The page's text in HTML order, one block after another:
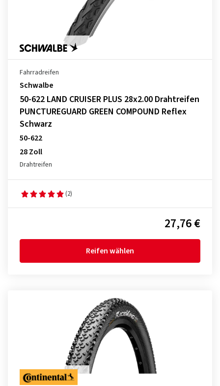
Fahrradreifen
Schwalbe
50-622 LAND CRUISER PLUS 28x2.00 Drahtreifen
PUNCTUREGUARD GREEN COMPOUND Reflex
Schwarz
50-622
28 Zoll
Drahtreifen
(2)
27,76 €
Reifen wählen